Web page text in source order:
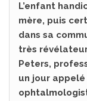
L’enfant
mère, puis
dans sa
très
Peters,
un jour appelé